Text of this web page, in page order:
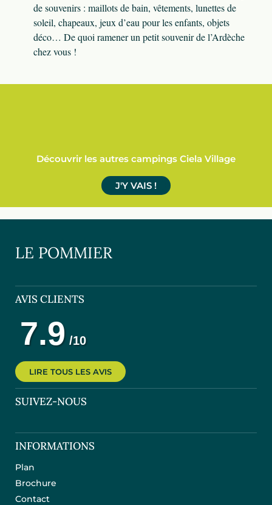
de souvenirs : maillots de bain, vêtements, lunettes de
soleil, chapeaux, jeux d’eau pour les enfants, objets
déco… De quoi ramener un petit souvenir de l’Ardèche
chez vous !
Découvrir les autres campings Ciela Village
J'Y VAIS !
LE POMMIER
AVIS CLIENTS
LIRE TOUS LES AVIS
SUIVEZ-NOUS
INFORMATIONS
Plan
Brochure
Contact